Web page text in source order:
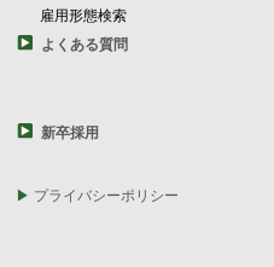
雇用形態検索
よくある質問
新卒採用
プライバシーポリシー